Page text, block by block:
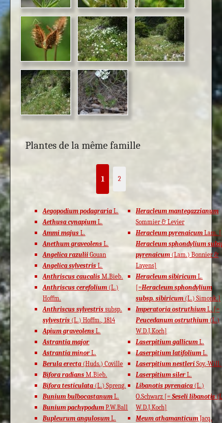
Plantes de la même famille
1 2
Aegopodium podagraria L.
Aethusa cynapiumL.
Ammi majusL.
Anethum graveolens L.
Angelica razulii Gouan
Angelica sylvestrisL.
Anthriscus caucalis M.Bieb.
Anthriscus cerefolium (L.)
Hoffm.
Anthriscus sylvestrissubsp.
sylvestris (L.) Hoffm., 1814
Apium graveolensL.
Astrantia major
Astrantia minorL.
Berula erecta (Huds.) Coville
Bifora radians M.Bieb.
Bifora testiculata (L.) Spreng.
Bunium bulbocastanum L.
Bunium pachypodum P.W.Ball
Bupleurum angulosum L.
Heracleum mantegazzianum
Sommier & Levier
Heracleum pyrenaicum Lam.
Heracleum sphondylium
pyrenaicum (Lam.) Bonnier &
Layens]
Heracleum sibiricum L.
[=Heracleum sphondylium
subsp. sibiricum (L.) Simonk.]
Imperatoria ostruthium L. [=
Peucedanum ostruthium (L.)
W.D.J.Koch]
Laserpitium gallicum L.
Laserpitium latifolium L.
Laserpitium nestleri Soy.-Will.
Laserpitium silerL.
Libanotis pyrenaica (L.)
O.Schwarz [=Seseli libanotis
W.D.J.Koch]
Meum athamanticum Jacq.